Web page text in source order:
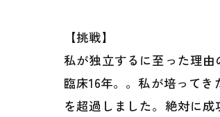
【挑戦】
私が独立するに至った理由
臨床16年。。私が培って
を超過しました。絶対に